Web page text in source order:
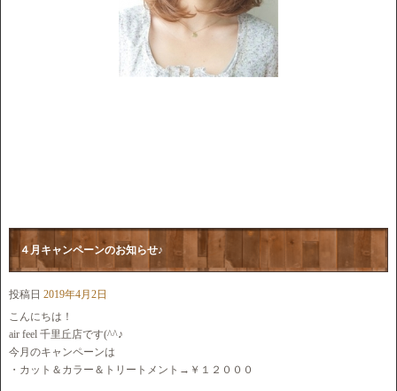
４月キャンペーンのお知らせ♪
投稿日 2019年4月2日
こんにちは！
air feel 千里丘店です(^^♪
今月のキャンペーンは
・カット＆カラー＆トリートメント→￥１２０００